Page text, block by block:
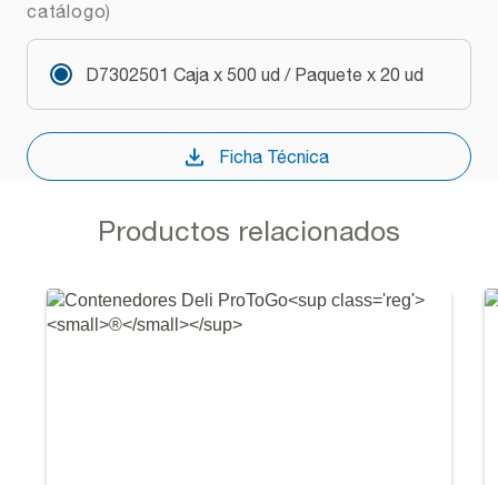
catálogo)
D7302501 Caja x 500 ud / Paquete x 20 ud
Ficha Técnica
Productos relacionados